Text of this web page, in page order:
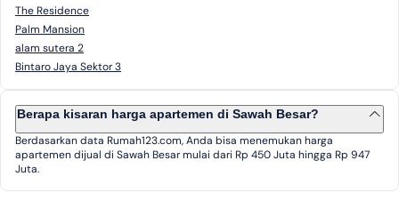
The Residence
Palm Mansion
alam sutera 2
Bintaro Jaya Sektor 3
Berapa kisaran harga apartemen di Sawah Besar?
Berdasarkan data Rumah123.com, Anda bisa menemukan harga
apartemen dijual di Sawah Besar mulai dari Rp 450 Juta hingga Rp 947
Juta.